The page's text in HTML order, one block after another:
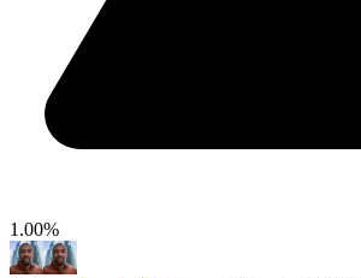
1.00%